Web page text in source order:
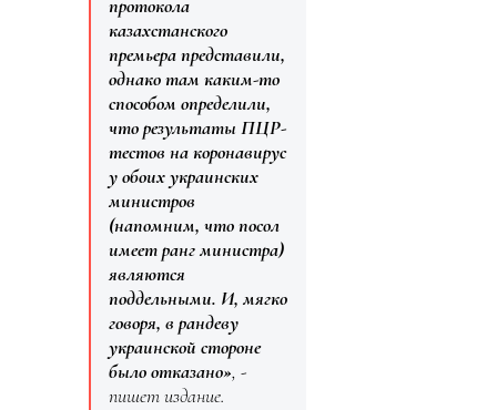
протокола
казахстанского
премьера представили,
однако там каким-то
способом определили,
что результаты ПЦР-
тестов на коронавирус
у обоих украинских
министров
(напомним, что посол
имеет ранг министра)
являются
поддельными. И, мягко
говоря, в рандеву
украинской стороне
было отказано», -
пишет издание.